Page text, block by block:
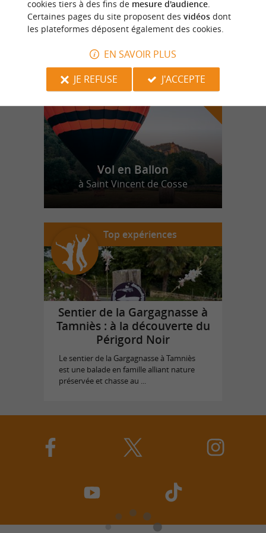
n
o
t
r
e
c
o
u
p
d
e
c
o
e
u
r
Vol en Ballon
à Saint Vincent de Cosse
Top expériences
Sentier de la Gargagnasse à
Tamniès : à la découverte du
Périgord Noir
Le sentier de la Gargagnasse à Tamniès
est une balade en famille alliant nature
préservée et chasse au ...
cookies tiers à des fins de mesure d'audience.
Certaines pages du site proposent des vidéosdont
les plateformes déposent également des cookies.
EN SAVOIR PLUS
JE REFUSE
J'ACCEPTE